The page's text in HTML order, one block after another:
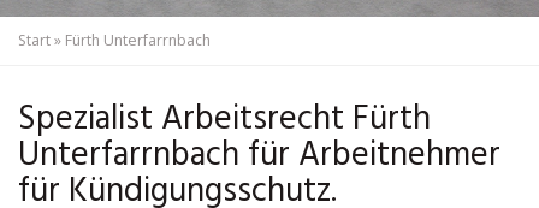
Start» Fürth Unterfarrnbach
Spezialist Arbeitsrecht Fürth
Unterfarrnbach für Arbeitnehmer
für Kündigungsschutz.